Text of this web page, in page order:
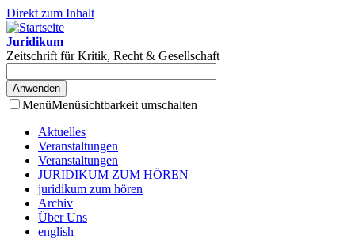
Direkt zum Inhalt
Juridikum
Zeitschrift für Kritik, Recht & Gesellschaft
MenüMenüsichtbarkeit umschalten
Aktuelles
Veranstaltungen
Veranstaltungen
JURIDIKUM ZUM HÖREN
juridikum zum hören
Archiv
Über Uns
english